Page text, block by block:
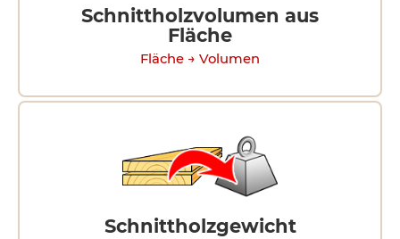
Schnittholzvolumen aus
Fläche
Fläche → Volumen
Schnittholzgewicht